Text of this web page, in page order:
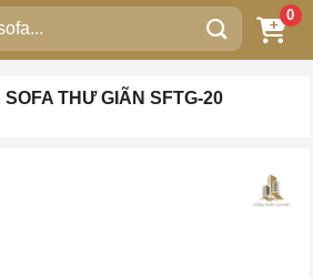
0
SOFA THƯ GIÃN SFTG-20